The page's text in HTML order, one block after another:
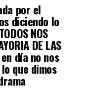
por el
diciendo lo
NOS
DE LAS
en día no nos
que dimos